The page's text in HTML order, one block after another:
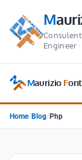
M
Engineer
Maurizio F
Home/ Blog/ Php